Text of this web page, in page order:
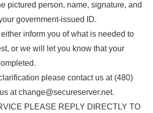
pictured person, name, signature, and
government-issued ID.
inform you of what is needed to
or we will let you know that your
please contact us at (480)
at change@secureserver.net.
PLEASE REPLY DIRECTLY TO